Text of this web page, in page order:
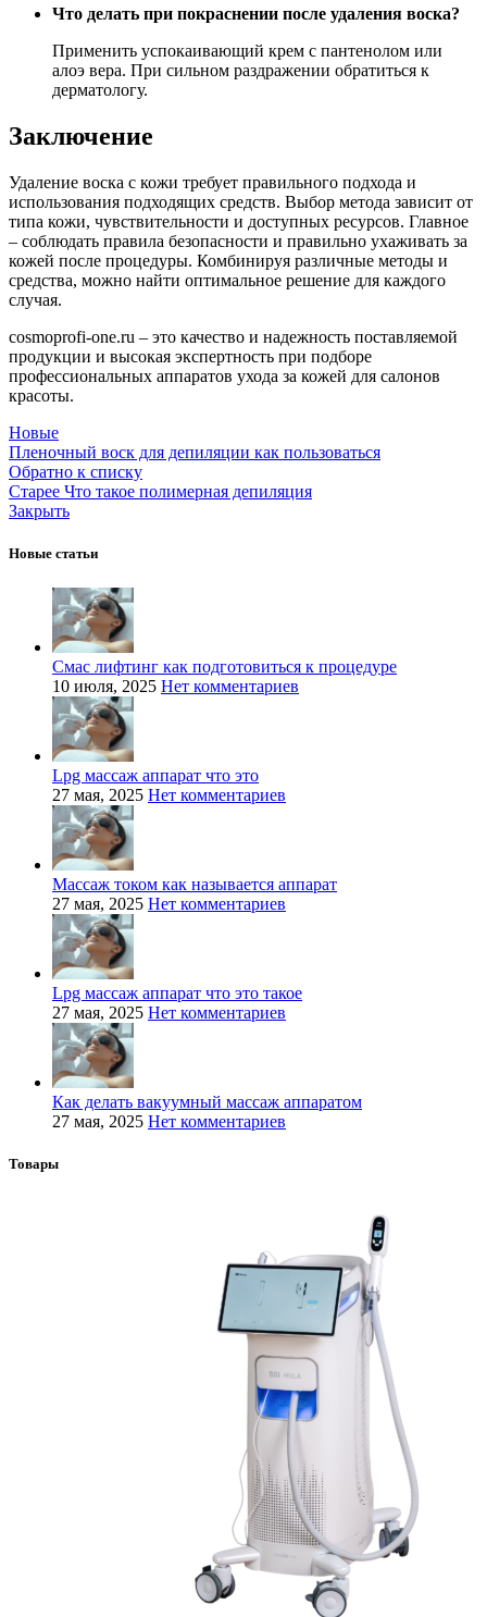
Что делать при покраснении после удаления воска?
Применить успокаивающий крем с пантенолом или
алоэ вера. При сильном раздражении обратиться к
дерматологу.
Заключение
Удаление воска с кожи требует правильного подхода и
использования подходящих средств. Выбор метода зависит от
типа кожи, чувствительности и доступных ресурсов. Главное
– соблюдать правила безопасности и правильно ухаживать за
кожей после процедуры. Комбинируя различные методы и
средства, можно найти оптимальное решение для каждого
случая.
cosmoprofi-one.ru – это качество и надежность поставляемой
продукции и высокая экспертность при подборе
профессиональных аппаратов ухода за кожей для салонов
красоты.
Новые
Пленочный воск для депиляции как пользоваться
Обратно к списку
Старее Что такое полимерная депиляция
Закрыть
Новые статьи
Смас лифтинг как подготовиться к процедуре
10 июля, 2025 Нет комментариев
Lpg массаж аппарат что это
27 мая, 2025 Нет комментариев
Массаж током как называется аппарат
27 мая, 2025 Нет комментариев
Lpg массаж аппарат что это такое
27 мая, 2025 Нет комментариев
Как делать вакуумный массаж аппаратом
27 мая, 2025 Нет комментариев
Товары